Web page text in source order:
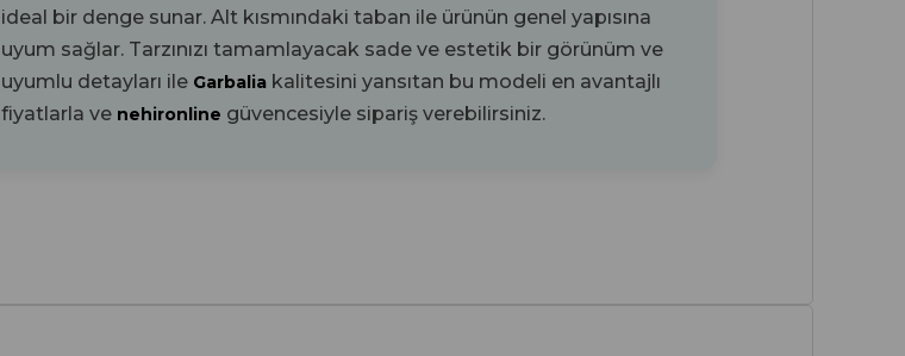
ideal bir denge sunar. Alt kısmındaki taban ile ürünün genel yapısına
uyum sağlar. Tarzınızı tamamlayacak sade ve estetik bir görünüm ve
uyumlu detayları ile Garbalia kalitesini yansıtan bu modeli en avantajlı
fiyatlarla ve nehironline güvencesiyle sipariş verebilirsiniz.